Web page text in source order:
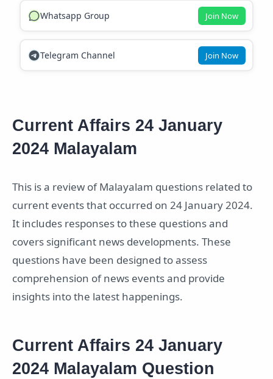
Whatsapp Group Join Now
Telegram Channel Join Now
Current Affairs 24 January
2024 Malayalam
This is a review of Malayalam questions related to
current events that occurred on 24 January 2024.
It includes responses to these questions and
covers significant news developments. These
questions have been designed to assess
comprehension of news events and provide
insights into the latest happenings.
Current Affairs 24 January
2024 Malayalam Question